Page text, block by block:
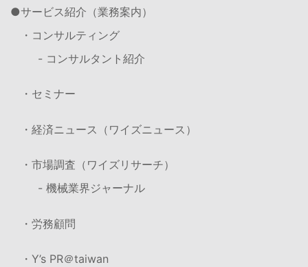
サービス紹介（業務案内）
・コンサルティング
- コンサルタント紹介
・セミナー
・経済ニュース（ワイズニュース）
・市場調査（ワイズリサーチ）
- 機械業界ジャーナル
・労務顧問
・Y’s PR＠taiwan